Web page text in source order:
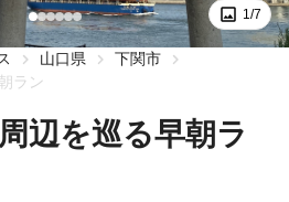
1/7
山口県
下関市
ラン
辺を巡る早朝ラ